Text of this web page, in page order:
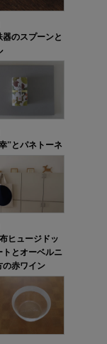
器のスプーンと
”とパネトーネ
ヒュージドッ
トとオーベルニ
の赤ワイン